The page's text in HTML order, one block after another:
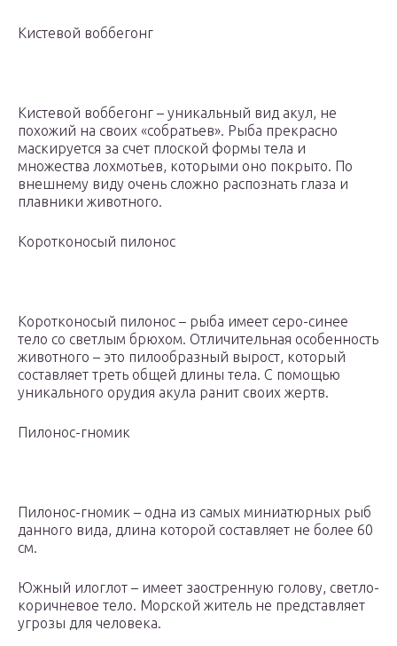
Кистевой воббегонг
Кистевой воббегонг – уникальный вид акул, не
похожий на своих «собратьев». Рыба прекрасно
маскируется за счет плоской формы тела и
множества лохмотьев, которыми оно покрыто. По
внешнему виду очень сложно распознать глаза и
плавники животного.
Коротконосый пилонос
Коротконосый пилонос – рыба имеет серо-синее
тело со светлым брюхом. Отличительная особенность
животного – это пилообразный вырост, который
составляет треть общей длины тела. С помощью
уникального орудия акула ранит своих жертв.
Пилонос-гномик
Пилонос-гномик – одна из самых миниатюрных рыб
данного вида, длина которой составляет не более 60
см.
Южный илоглот – имеет заостренную голову, светло-
коричневое тело. Морской житель не представляет
угрозы для человека.